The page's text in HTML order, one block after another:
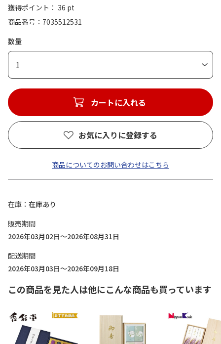
獲得ポイント： 36 pt
商品番号
7035512531
数量
1
カートに入れる
お気に入りに登録する
商品についてのお問い合わせはこちら
在庫
在庫あり
販売期間
2026年03月02日～2026年08月31日
配送期間
2026年03月03日～2026年09月18日
この商品を見た人は他にこんな商品も買っています